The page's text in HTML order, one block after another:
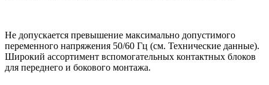
Не допускается превышение максимально допустимого
переменного напряжения 50/60 Гц (см. Технические данные).
Широкий ассортимент вспомогательных контактных блоков
для переднего и бокового монтажа.